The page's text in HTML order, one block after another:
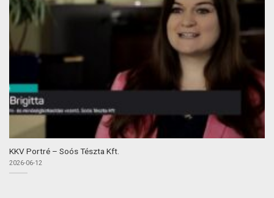
KKV Portré – Soós Tészta Kft.
2026-06-12